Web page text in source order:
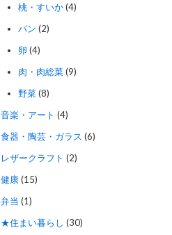
桃・すいか(4)
パン (2)
卵 (4)
肉・肉総菜(9)
野菜(8)
音楽・アート (4)
食器・陶芸・ガラス (6)
レザークラフト (2)
健康(15)
弁当 (1)
★住まい暮らし (30)